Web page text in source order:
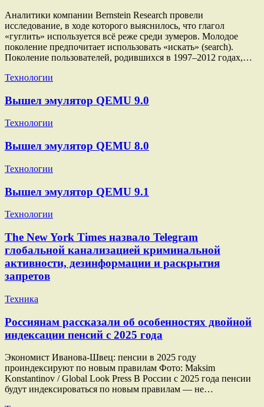
Аналитики компании Bernstein Research провели
исследование, в ходе которого выяснилось, что глагол
«гуглить» используется всё реже среди зумеров. Молодое
поколение предпочитает использовать «искать» (search).
Поколение пользователей, родившихся в 1997–2012 годах,…
Технологии
Вышел эмулятор QEMU 9.0
Технологии
Вышел эмулятор QEMU 8.0
Технологии
Вышел эмулятор QEMU 9.1
Технологии
The New York Times назвало Telegram
глобальной канализацией криминальной
активности, дезинформации и раскрытия
запретов
Техника
Россиянам рассказали об особенностях двойной
индексации пенсий с 2025 года
Экономист Иванова-Швец: пенсии в 2025 году
проиндексируют по новым правилам Фото: Maksim
Konstantinov / Global Look Press В России с 2025 года пенсии
будут индексироваться по новым правилам — не…